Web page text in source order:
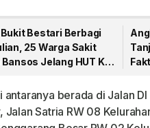
Bestari Berbagi
25 Warga Sakit
Jelang HUT Ke-
berada di Jalan DI
Satria RW 08